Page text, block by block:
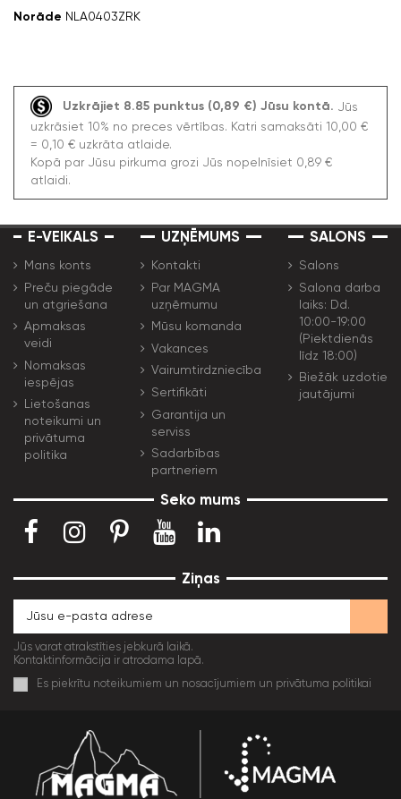
Norāde NLA0403ZRK
Uzkrājiet 8.85 punktus (0,89 €) Jūsu kontā. Jūs
uzkrāsiet 10% no preces vērtības. Katri samaksāti 10,00 €
= 0,10 € uzkrāta atlaide.
Kopā par Jūsu pirkuma grozi Jūs nopelnīsiet 0,89 €
atlaidi.
E-VEIKALS
Mans konts
Preču piegāde
un atgriešana
Apmaksas
veidi
Nomaksas
iespējas
Lietošanas
noteikumi un
privātuma
politika
UZŅĒMUMS
Kontakti
Par MAGMA
uzņēmumu
Mūsu komanda
Vakances
Vairumtirdzniecība
Sertifikāti
Garantija un
serviss
Sadarbības
partneriem
SALONS
Salons
Salona darba
laiks: Dd.
10:00-19:00
(Piektdienās
līdz 18:00)
Biežāk uzdotie
jautājumi
Seko mums
Ziņas
Jūs varat atrakstīties jebkurā laikā.
Kontaktinformācija ir atrodama lapā.
Es piekrītu noteikumiem un nosacījumiem un privātuma politikai